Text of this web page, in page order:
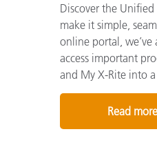
Discover the
make it simple,
online portal, we’ve
access important
and My X-Rite into a
Read